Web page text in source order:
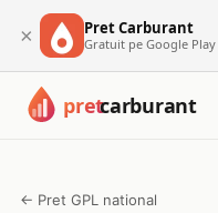
× Pret Carburant
Gratuit pe Google Play
← Pret GPL national